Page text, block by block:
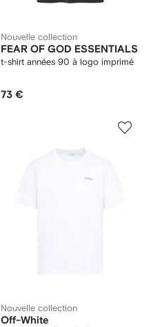
Nouvelle collection
FEAR OF GOD ESSENTIALS
t-shirt années 90 à logo imprimé
73 €
Nouvelle collection
Off-White